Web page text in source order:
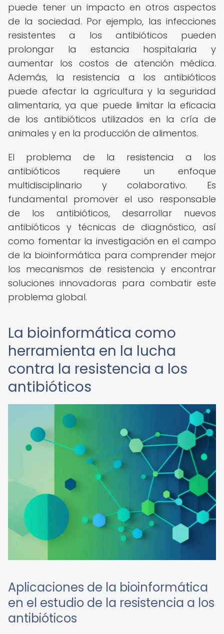
puede tener un impacto en otros aspectos
de la sociedad. Por ejemplo, las infecciones
resistentes a los antibióticos pueden
prolongar la estancia hospitalaria y
aumentar los costos de atención médica.
Además, la resistencia a los antibióticos
puede afectar la agricultura y la seguridad
alimentaria, ya que puede limitar la eficacia
de los antibióticos utilizados en la cría de
animales y en la producción de alimentos.
El problema de la resistencia a los
antibióticos requiere un enfoque
multidisciplinario y colaborativo. Es
fundamental promover el uso responsable
de los antibióticos, desarrollar nuevos
antibióticos y técnicas de diagnóstico, así
como fomentar la investigación en el campo
de la bioinformática para comprender mejor
los mecanismos de resistencia y encontrar
soluciones innovadoras para combatir este
problema global.
La bioinformática como
herramienta en la lucha
contra la resistencia a los
antibióticos
Aplicaciones de la bioinformática
en el estudio de la resistencia a los
antibióticos